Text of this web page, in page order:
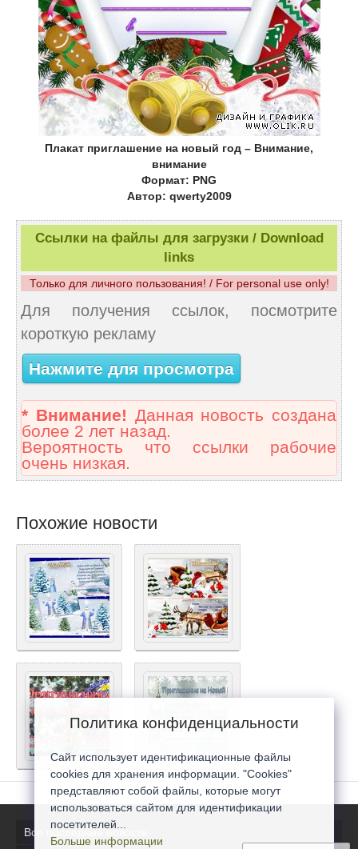
Плакат приглашение на новый год – Внимание,
внимание
Формат: PNG
Автор: qwerty2009
Ссылки на файлы для загрузки / Download
links
Только для личного пользования! / For personal use only!
Для получения ссылок, посмотрите
короткую рекламу
Нажмите для просмотра
* Внимание! Данная новость создана
более 2 лет назад.
Вероятность что ссылки рабочие
очень низкая.
Похожие новости
Все последние новости
Политика конфиденциальности
Сайт использует идентификационные файлы
cookies для хранения информации. "Cookies"
представляют собой файлы, которые могут
использоваться сайтом для идентификации
посетителей...
Больше информации